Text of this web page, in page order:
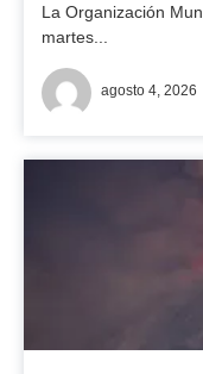
La Organización
martes...
agosto 4, 2026